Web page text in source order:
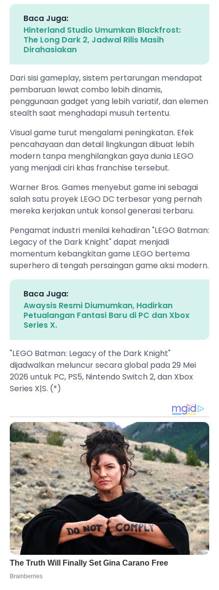
Baca Juga:
Hinterland Studio Umumkan Blackfrost:
The Long Dark 2, Jadwal Rilis Masih
Dirahasiakan
Dari sisi gameplay, sistem pertarungan mendapat
pembaruan lewat combo lebih dinamis,
penggunaan gadget yang lebih variatif, dan elemen
stealth saat menghadapi musuh tertentu.
Visual game turut mengalami peningkatan. Efek
pencahayaan dan detail lingkungan dibuat lebih
modern tanpa menghilangkan gaya dunia LEGO
yang menjadi ciri khas franchise tersebut.
Warner Bros. Games menyebut game ini sebagai
salah satu proyek LEGO DC terbesar yang pernah
mereka kerjakan untuk konsol generasi terbaru.
Pengamat industri menilai kehadiran "LEGO Batman:
Legacy of the Dark Knight" dapat menjadi
momentum kebangkitan game LEGO bertema
superhero di tengah persaingan game aksi modern.
Baca Juga:
Awaysis Resmi Diumumkan, Hadirkan
Petualangan Fantasi Baru di PC dan Xbox
Series X.
"LEGO Batman: Legacy of the Dark Knight"
dijadwalkan meluncur secara global pada 29 Mei
2026 untuk PC, PS5, Nintendo Switch 2, dan Xbox
Series X|S. (*)